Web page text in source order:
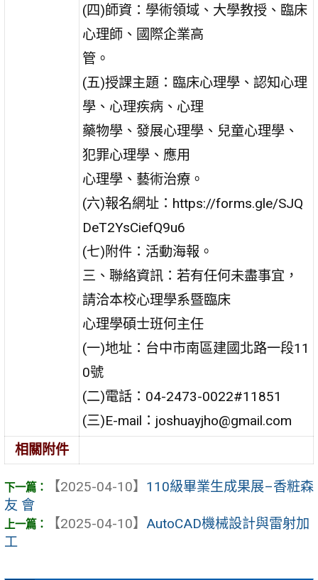
(四)師資：學術領域、大學教授、臨床
心理師、國際企業高
管。
(五)授課主題：臨床心理學、認知心理
學、心理疾病、心理
藥物學、發展心理學、兒童心理學、
犯罪心理學、應用
心理學、藝術治療。
(六)報名網址：https://forms.gle/SJQ
DeT2YsCiefQ9u6
(七)附件：活動海報。
三、聯絡資訊：若有任何未盡事宜，
請洽本校心理學系暨臨床
心理學碩士班何主任
(一)地址：台中市南區建國北路一段11
0號
(二)電話：04-2473-0022#11851
(三)E-mail：joshuayjho@gmail.com
相關附件
【2025-04-10】 110級畢業生成果展–香粧森
友 會
【2025-04-10】 AutoCAD機械設計與雷射加
工